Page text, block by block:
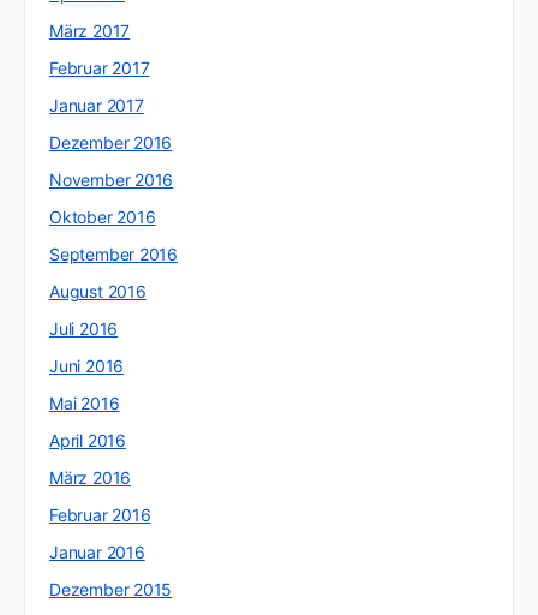
März 2017
Februar 2017
Januar 2017
Dezember 2016
November 2016
Oktober 2016
September 2016
August 2016
Juli 2016
Juni 2016
Mai 2016
April 2016
März 2016
Februar 2016
Januar 2016
Dezember 2015